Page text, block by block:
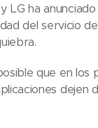
LG ha
del servicio
que en los
dejen